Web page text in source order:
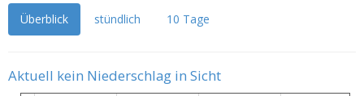
Überblick stündlich 10 Tage
Aktuell kein Niederschlag in Sicht